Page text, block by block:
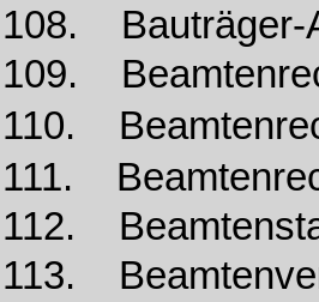
108. Bauträger-
109.
110.
111.
112.
113.